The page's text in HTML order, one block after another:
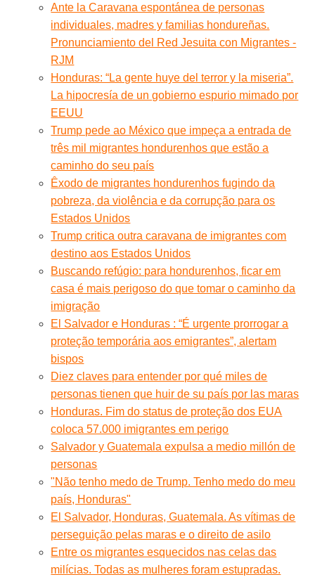
Ante la Caravana espontánea de personas
individuales, madres y familias hondureñas.
Pronunciamiento del Red Jesuita con Migrantes -
RJM
Honduras: “La gente huye del terror y la miseria”.
La hipocresía de un gobierno espurio mimado por
EEUU
Trump pede ao México que impeça a entrada de
três mil migrantes hondurenhos que estão a
caminho do seu país
Êxodo de migrantes hondurenhos fugindo da
pobreza, da violência e da corrupção para os
Estados Unidos
Trump critica outra caravana de imigrantes com
destino aos Estados Unidos
Buscando refúgio: para hondurenhos, ficar em
casa é mais perigoso do que tomar o caminho da
imigração
El Salvador e Honduras : “É urgente prorrogar a
proteção temporária aos emigrantes”, alertam
bispos
Diez claves para entender por qué miles de
personas tienen que huir de su país por las maras
Honduras. Fim do status de proteção dos EUA
coloca 57.000 imigrantes em perigo
Salvador y Guatemala expulsa a medio millón de
personas
"Não tenho medo de Trump. Tenho medo do meu
país, Honduras"
El Salvador, Honduras, Guatemala. As vítimas de
perseguição pelas maras e o direito de asilo
Entre os migrantes esquecidos nas celas das
milícias. Todas as mulheres foram estupradas.